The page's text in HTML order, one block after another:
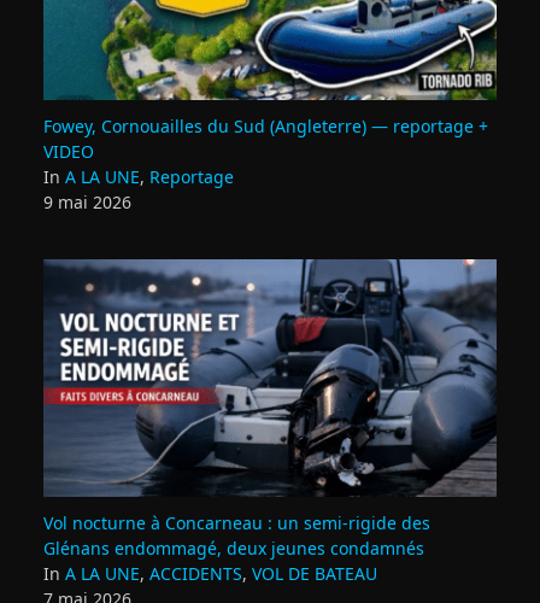
Fowey, Cornouailles du Sud (Angleterre) — reportage +
VIDEO
In A LA UNE, Reportage
9 mai 2026
Vol nocturne à Concarneau : un semi‑rigide des
Glénans endommagé, deux jeunes condamnés
In A LA UNE, ACCIDENTS, VOL DE BATEAU